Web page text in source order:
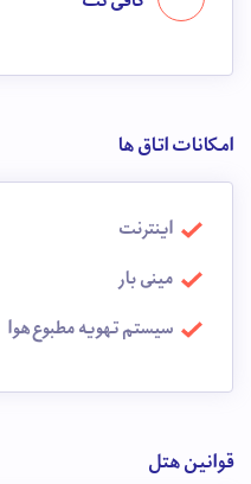
امکانات اتاق ها
اینترنت
مینی بار
سیستم تهویه مطبوع هوا
قوانین هتل